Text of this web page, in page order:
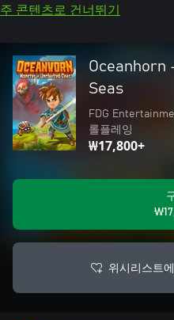
주 콘텐츠로 건너뛰기
Oceanhorn
Seas
FDG
롤플레잉
₩17,800+
위시리스트